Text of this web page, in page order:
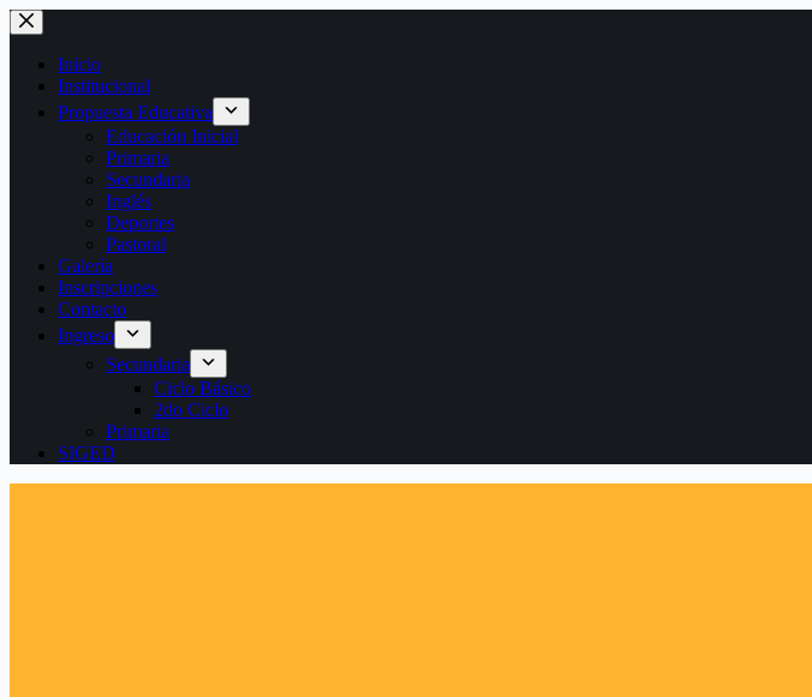
Saltar
al
contenido
Inicio
Institucional
Propuesta Educativa
Educación Inicial
Primaria
Secundaria
Inglés
Deportes
Pastoral
Galería
Inscripciones
Contacto
Ingreso
Secundaria
Ciclo Básico
2do Ciclo
Primaria
SIGED